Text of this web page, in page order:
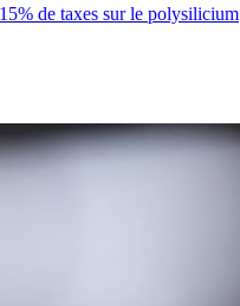
de taxes sur le polysilicium